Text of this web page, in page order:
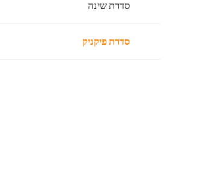
סדרת שינה
סדרת פיקניק